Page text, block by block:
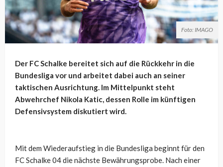
Foto: IMAGO
Der FC Schalke bereitet sich auf die Rückkehr in die
Bundesliga vor und arbeitet dabei auch an seiner
taktischen Ausrichtung. Im Mittelpunkt steht
Abwehrchef Nikola Katic, dessen Rolle im künftigen
Defensivsystem diskutiert wird.
Mit dem Wiederaufstieg in die Bundesliga beginnt für den
FC Schalke 04 die nächste Bewährungsprobe. Nach einer